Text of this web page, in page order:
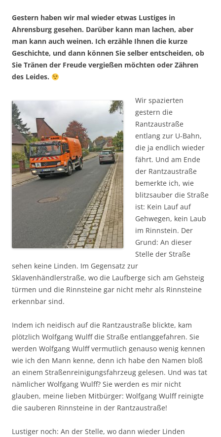
Gestern haben wir mal wieder etwas Lustiges in
Ahrensburg gesehen. Darüber kann man lachen, aber
man kann auch weinen. Ich erzähle Ihnen die kurze
Geschichte, und dann können Sie selber entscheiden, ob
Sie Tränen der Freude vergießen möchten oder Zähren
des Leides.
Wir spazierten
gestern die
Rantzaustraße
entlang zur U-Bahn,
die ja endlich wieder
fährt. Und am Ende
der Rantzaustraße
bemerkte ich, wie
blitzsauber die Straße
ist: Kein Lauf auf
Gehwegen, kein Laub
im Rinnstein. Der
Grund: An dieser
Stelle der Straße
sehen keine Linden. Im Gegensatz zur
Sklavenhändlerstraße, wo die Laufberge sich am Gehsteig
türmen und die Rinnsteine gar nicht mehr als Rinnsteine
erkennbar sind.
Indem ich neidisch auf die Rantzaustraße blickte, kam
plötzlich Wolfgang Wulff die Straße entlanggefahren. Sie
werden Wolfgang Wulff vermutlich genauso wenig kennen
wie ich den Mann kenne, denn ich habe den Namen bloß
an einem Straßenreinigungsfahrzeug gelesen. Und was tat
nämlicher Wolfgang Wulff? Sie werden es mir nicht
glauben, meine lieben Mitbürger: Wolfgang Wulff reinigte
die sauberen Rinnsteine in der Rantzaustraße!
Lustiger noch: An der Stelle, wo dann wieder Linden